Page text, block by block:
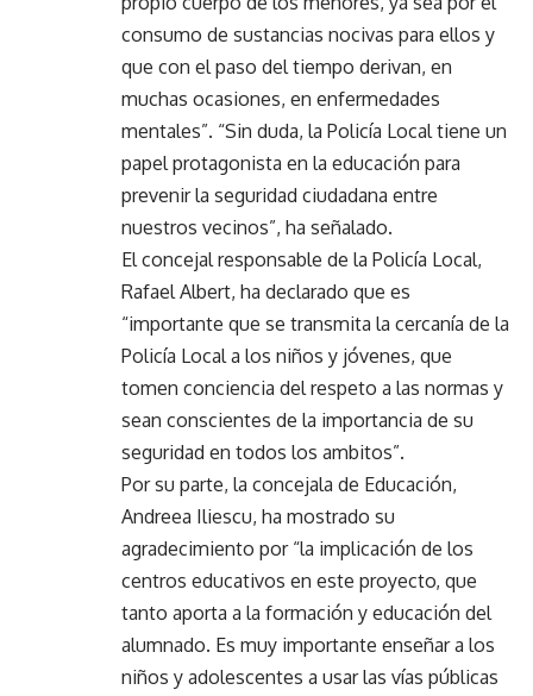
consumo de sustancias nocivas para ellos y
que con el paso del tiempo derivan, en
muchas ocasiones, en enfermedades
mentales”. “Sin duda, la Policía Local tiene un
papel protagonista en la educación para
prevenir la seguridad ciudadana entre
nuestros vecinos”, ha señalado.
El concejal responsable de la Policía Local,
Rafael Albert, ha declarado que es
“importante que se transmita la cercanía de la
Policía Local a los niños y jóvenes, que
tomen conciencia del respeto a las normas y
sean conscientes de la importancia de su
seguridad en todos los ambitos”.
Por su parte, la concejala de Educación,
Andreea Iliescu, ha mostrado su
agradecimiento por “la implicación de los
centros educativos en este proyecto, que
tanto aporta a la formación y educación del
alumnado. Es muy importante enseñar a los
niños y adolescentes a usar las vías públicas